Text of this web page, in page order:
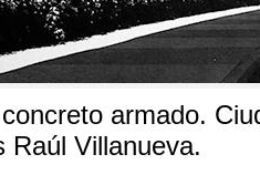
armado.
Raúl Villanueva.